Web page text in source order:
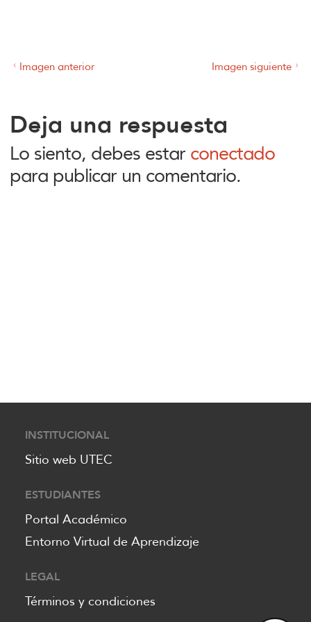
Imagen anterior Imagen siguiente
Deja una respuesta
Lo siento, debes estar conectado
para publicar un comentario.
INSTITUCIONAL
Sitio web UTEC
ESTUDIANTES
Portal Académico
Entorno Virtual de Aprendizaje
LEGAL
Términos y condiciones